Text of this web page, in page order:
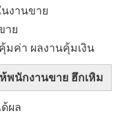
งานขาย
าย
มค่า ผลงานคุ้มเงิน
พนักงานขาย ฮึกเหิม
ผล